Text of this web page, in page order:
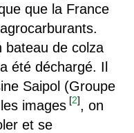
que la France
bateau de colza
été déchargé. Il
Saipol (Groupe
images [2], on
et se